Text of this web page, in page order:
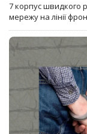
7 корпус швидкого
мережу на лінії